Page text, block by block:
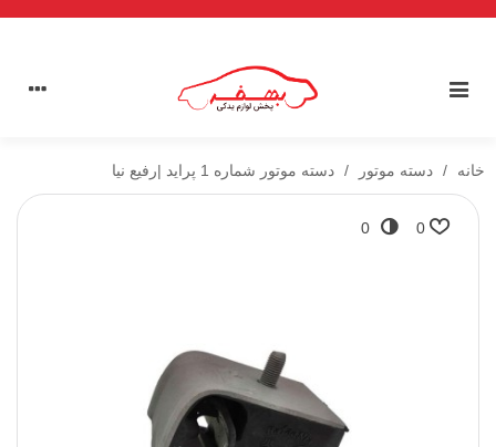
خانه / دسته موتور / دسته موتور شماره 1 پراید |رفیع نیا
0
0